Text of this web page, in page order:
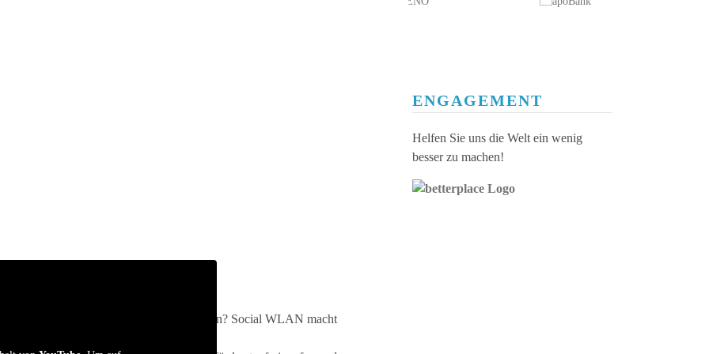
Werbung für Ihre Praxis machen würden? Social WLAN macht
ENGAGEMENT
Helfen Sie uns die Welt ein wenig
besser zu machen!